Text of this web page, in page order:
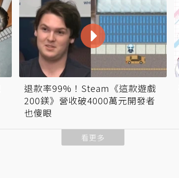
退款率99%！Steam《這款遊戲
200鎂》營收破4000萬元開發者
也傻眼
看更多